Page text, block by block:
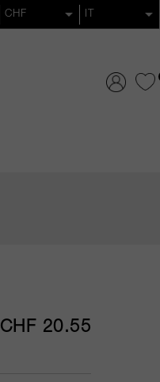
CHF 20.55